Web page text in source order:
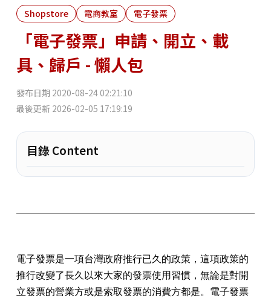
Shopstore 電商教室 電子發票
「電子發票」申請、開立、載
具、歸戶 - 懶人包
發布日期 2020-08-24 02:21:10
最後更新 2026-02-05 17:19:19
目錄 Content
電子發票是一項台灣政府推行已久的政策，這項政策的
推行改變了長久以來大家的發票使用習慣，無論是對開
立發票的營業方或是索取發票的消費方都是。電子發票